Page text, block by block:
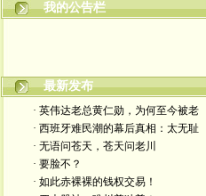
我的公告栏
嬉笑怒骂皆文章，酸甜苦辣铸人生
最新发布
· 英伟达老总黄仁勋，为何至今被老
· 西班牙难民潮的幕后真相：太无耻
· 无语问苍天，苍天问老川
· 要脸不？
· 如此赤裸裸的钱权交易！